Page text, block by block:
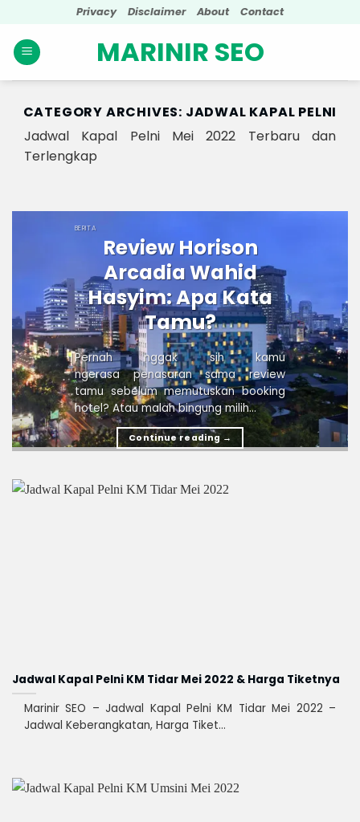
content
Privacy Disclaimer About Contact
MARINIR SEO
CATEGORY ARCHIVES: JADWAL KAPAL PELNI
Jadwal Kapal Pelni Mei 2022 Terbaru dan
Terlengkap
BERITA
Review Horison
Arcadia Wahid
Hasyim: Apa Kata
Tamu?
Pernah nggak sih kamu
ngerasa penasaran sama review
tamu sebelum memutuskan booking
hotel? Atau malah bingung milih...
Continue reading →
Jadwal Kapal Pelni KM Tidar Mei 2022 & Harga Tiketnya
Marinir SEO – Jadwal Kapal Pelni KM Tidar Mei 2022 –
Jadwal Keberangkatan, Harga Tiket...